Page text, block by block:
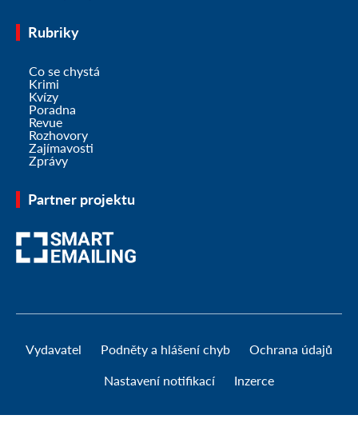
Rubriky
Co se chystá
Krimi
Kvízy
Poradna
Revue
Rozhovory
Zajímavosti
Zprávy
Partner projektu
Vydavatel Podněty a hlášení chyb Ochrana údajů
Nastavení notifikací Inzerce